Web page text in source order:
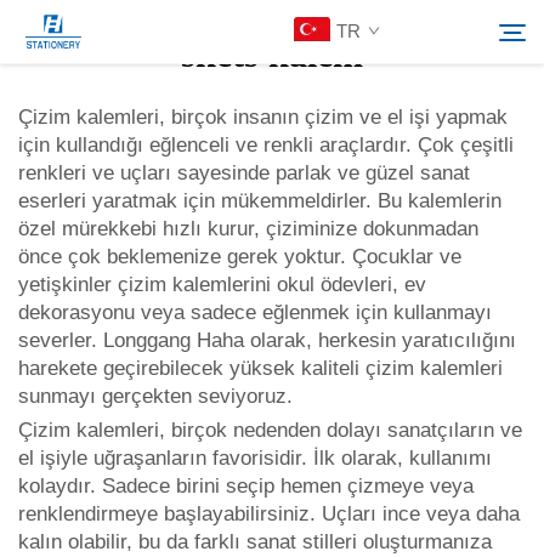
TR
Ürünler
Hakkımızda
Özelleştirilmiş Çözümler
Kaynaklar
Bize Ulaşın
Search
skets kalem
Çizim kalemleri, birçok insanın çizim ve el işi yapmak
için kullandığı eğlenceli ve renkli araçlardır. Çok çeşitli
renkleri ve uçları sayesinde parlak ve güzel sanat
eserleri yaratmak için mükemmeldirler. Bu kalemlerin
özel mürekkebi hızlı kurur, çiziminize dokunmadan
önce çok beklemenize gerek yoktur. Çocuklar ve
yetişkinler çizim kalemlerini okul ödevleri, ev
dekorasyonu veya sadece eğlenmek için kullanmayı
severler. Longgang Haha olarak, herkesin yaratıcılığını
harekete geçirebilecek yüksek kaliteli çizim kalemleri
sunmayı gerçekten seviyoruz.
Çizim kalemleri, birçok nedenden dolayı sanatçıların ve
el işiyle uğraşanların favorisidir. İlk olarak, kullanımı
kolaydır. Sadece birini seçip hemen çizmeye veya
renklendirmeye başlayabilirsiniz. Uçları ince veya daha
kalın olabilir, bu da farklı sanat stilleri oluşturmanıza